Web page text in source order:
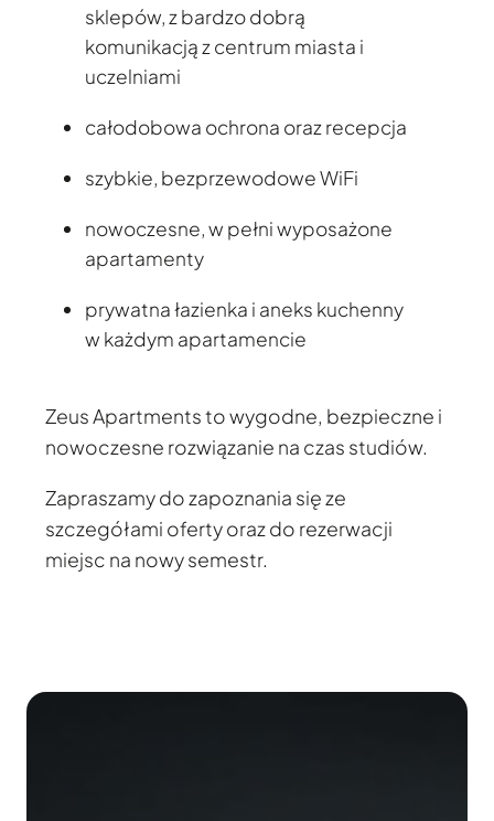
sklepów, z bardzo dobrą
komunikacją z centrum miasta i
uczelniami
całodobowa ochrona oraz recepcja
szybkie, bezprzewodowe WiFi
nowoczesne, w pełni wyposażone
apartamenty
prywatna łazienka i aneks kuchenny
w każdym apartamencie
Zeus Apartments to wygodne, bezpieczne i
nowoczesne rozwiązanie na czas studiów.
Zapraszamy do zapoznania się ze
szczegółami oferty oraz do rezerwacji
miejsc na nowy semestr.